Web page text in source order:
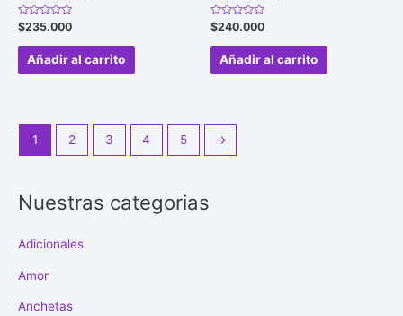
Nuestras categorias
Adicionales
Amor
Anchetas
Valorado
en
0
$235.000
Añadir al carrito
Valorado
en
0
$240.000
Añadir al carrito
1 2 3 4 5 →